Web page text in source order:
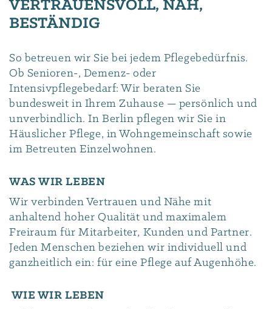
VERTRAUENSVOLL, NAH,
BESTÄNDIG
So betreuen wir Sie bei jedem Pflegebedürfnis.
Ob Senioren-, Demenz- oder
Intensivpflegebedarf: Wir beraten Sie
bundesweit in Ihrem Zuhause — persönlich und
unverbindlich. In Berlin pflegen wir Sie in
Häuslicher Pflege, in Wohngemeinschaft sowie
im Betreuten Einzelwohnen.
WAS WIR LEBEN
Wir verbinden Vertrauen und Nähe mit
anhaltend hoher Qualität und maximalem
Freiraum für Mitarbeiter, Kunden und Partner.
Jeden Menschen beziehen wir individuell und
ganzheitlich ein: für eine Pflege auf Augenhöhe.
WIE WIR LEBEN